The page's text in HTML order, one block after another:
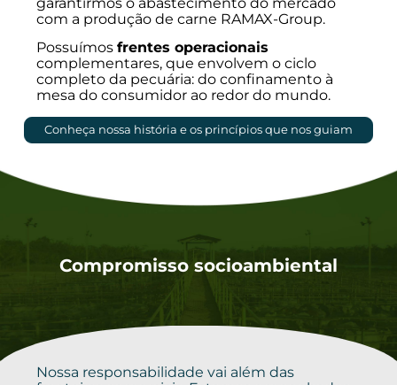
com a produção de carne RAMAX-Group.
Possuímos frentes operacionais
complementares, que envolvem o ciclo
completo da pecuária: do confinamento à
mesa do consumidor ao redor do mundo.
Conheça nossa história e os princípios que nos guiam
Compromisso socioambiental
Nossa responsabilidade vai além das